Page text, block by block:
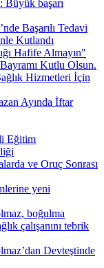
Büyük başarı
Başarılı Tedavi
Kutlandı
Hafife Almayın"
Kutlu Olsun.
Hizmetleri İçin
Ayında İftar
Eğitim
ve Oruç Sonrası
yeni
boğulma
çalışanını tebrik
Devteştinde